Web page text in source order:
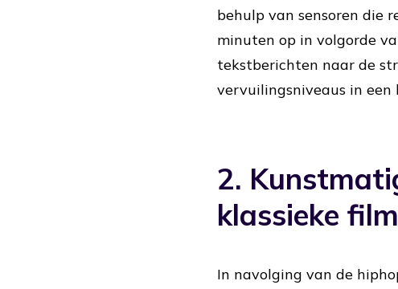
behulp van sensoren die
minuten op in volgorde
tekstberichten naar de
vervuilingsniveaus in een
2.
klassieke film
In navolging van de